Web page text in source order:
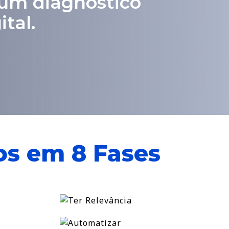
em 8 Fases
TER
é
AUTOMATIZAR